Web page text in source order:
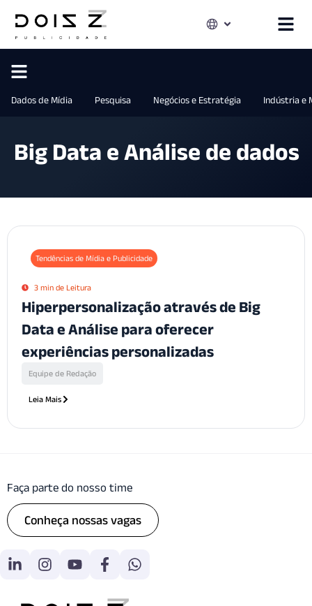
Dados de Mídia Pesquisa Negócios e Estratégia Indústria e
Big Data e Análise de dados
Tendências de Mídia e Publicidade
3 min de Leitura
Hiperpersonalização através de Big
Data e Análise para oferecer
experiências personalizadas
Equipe de Redação
Leia Mais
Faça parte do nosso time
Conheça nossas vagas